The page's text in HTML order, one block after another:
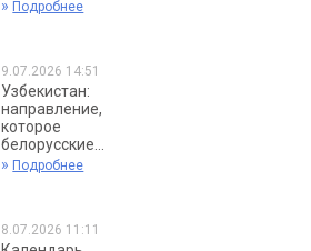
» Подробнее
9.07.2026 14:51
Узбекистан:
направление,
которое
белорусские...
» Подробнее
8.07.2026 11:11